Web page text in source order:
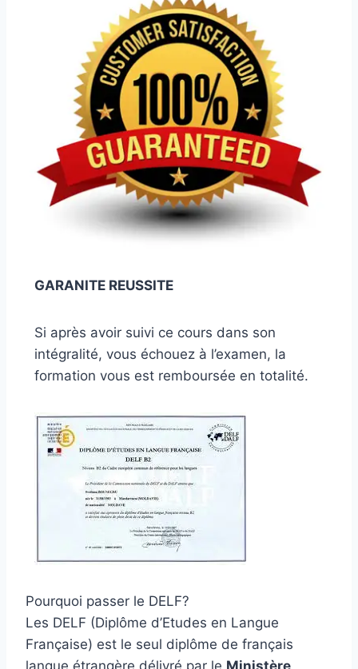
GARANITE REUSSITE
Si après avoir suivi ce cours dans son
intégralité, vous échouez à l’examen, la
formation vous est remboursée en totalité.
Pourquoi passer le DELF?
Les DELF (Diplôme d’Etudes en Langue
Française) est le seul diplôme de français
langue étrangère délivré par le Ministère